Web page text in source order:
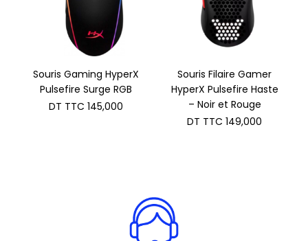
Souris Gaming HyperX
Pulsefire Surge RGB
DT TTC 145,000
Souris Filaire Gamer
HyperX Pulsefire Haste
– Noir et Rouge
DT TTC 149,000